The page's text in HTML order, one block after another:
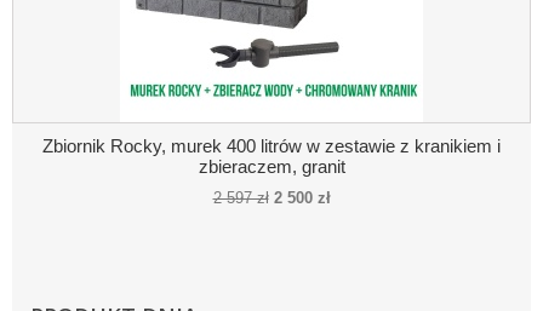
Zbiornik Rocky, murek 400 litrów w zestawie z kranikiem i
zbieraczem, granit
2 597 zł 2 500 zł